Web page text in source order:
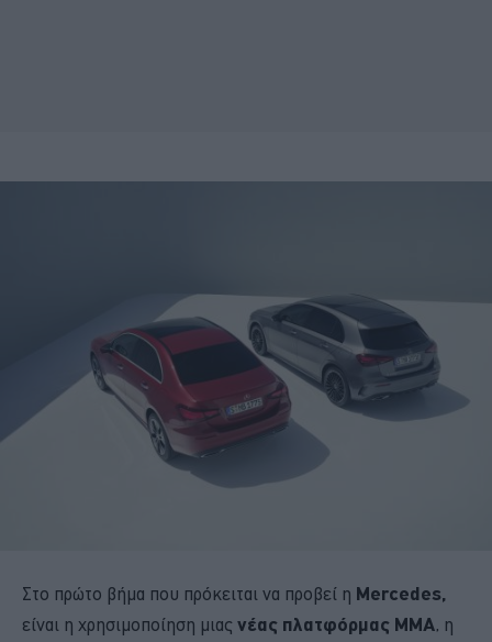
Στο πρώτο βήμα που πρόκειται να προβεί η Mercedes,
είναι η χρησιμοποίηση μιας νέας πλατφόρμας ΜΜΑ, η